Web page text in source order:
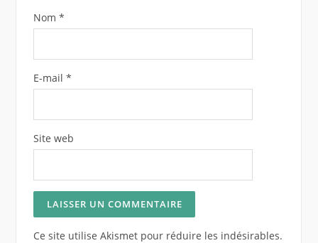
Nom *
E-mail *
Site web
Ce site utilise Akismet pour réduire les indésirables.